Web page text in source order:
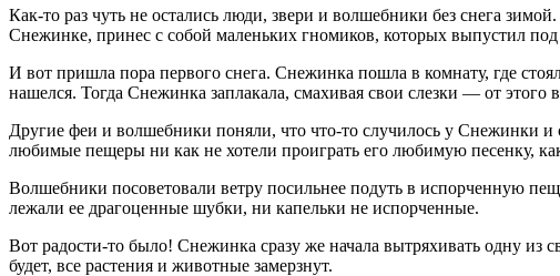
Как-то раз чуть не остались люди, звери и волшебники без снега
Снежинке, принес с собой маленьких гномиков, которых выпустил
И вот пришла пора первого снега. Снежинка пошла в комнату, где
нашелся. Тогда Снежинка заплакала, смахивая свои слезки — от этого
Другие феи и волшебники поняли, что что-то случилось у Снежинки
любимые пещеры ни как не хотели проиграть его любимую песенку,
Волшебники посоветовали ветру посильнее подуть в испорченную
лежали ее драгоценные шубки, ни капельки не испорченные.
Вот радости-то было! Снежинка сразу же начала вытряхивать одну
будет, все растения и животные замерзнут.